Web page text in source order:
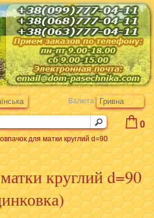
0
Валюта Гривна
для матки круглий d=90
круглий d=90